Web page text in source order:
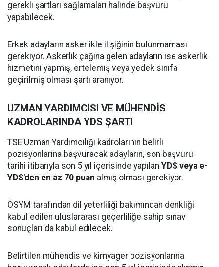
gerekli şartları sağlamaları halinde başvuru
yapabilecek.
Erkek adayların askerlikle ilişiğinin bulunmaması
gerekiyor. Askerlik çağına gelen adayların ise askerlik
hizmetini yapmış, ertelemiş veya yedek sınıfa
geçirilmiş olması şartı aranıyor.
UZMAN YARDIMCISI VE MÜHENDİS
KADROLARINDA YDS ŞARTI
TSE Uzman Yardımcılığı kadrolarının belirli
pozisyonlarına başvuracak adayların, son başvuru
tarihi itibarıyla son 5 yıl içerisinde yapılan YDS veya e-
YDS'den en az 70 puan almış olması gerekiyor.
ÖSYM tarafından dil yeterliliği bakımından denkliği
kabul edilen uluslararası geçerliliğe sahip sınav
sonuçları da kabul edilecek.
Belirtilen mühendis ve kimyager pozisyonlarına